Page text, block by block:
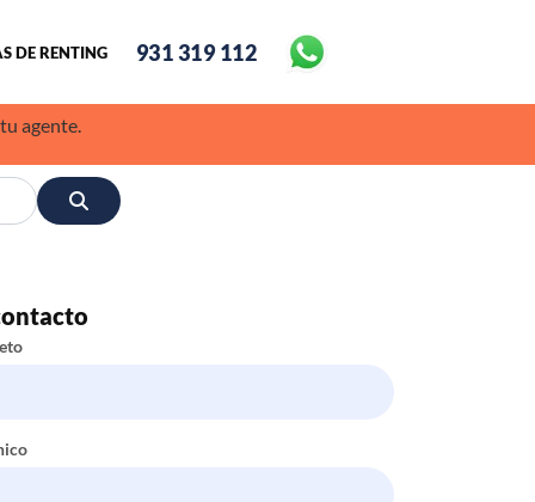
DE RENTING 931 319 112
agente.